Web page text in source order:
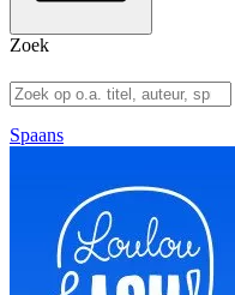
Zoek
Spaans